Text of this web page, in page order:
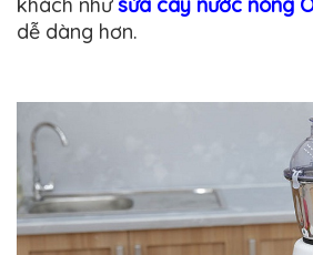
dễ dàng hơn.